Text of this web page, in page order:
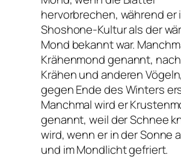
hervorbrechen, während er
Shoshone-Kultur als der
Mond bekannt war.
Krähenmond genannt,
Krähen und anderen
gegen Ende des Winters
Manchmal wird er
genannt, weil der Schnee
wird, wenn er in der Sonne
und im Mondlicht gefriert.